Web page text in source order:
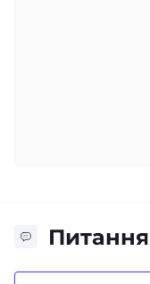
Питання